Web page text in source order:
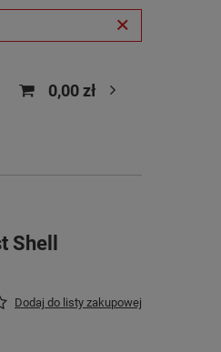
0,00 zł
Dodaj do listy zakupowej